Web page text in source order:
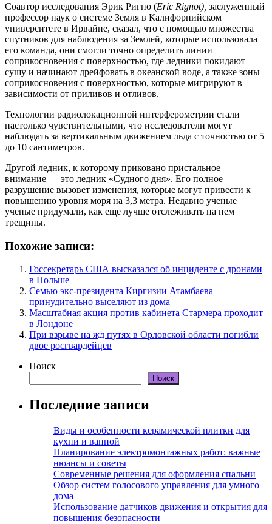
Соавтор исследования Эрик Ригно (Eric Rignot), заслуженный
профессор наук о системе Земля в Калифорнийском
университете в Ирвайне, сказал, что с помощью множества
спутников для наблюдения за Землей, которые использовала
его команда, они смогли точно определить линии
соприкосновения с поверхностью, где ледники покидают
сушу и начинают дрейфовать в океанской воде, а также зоны
соприкосновения с поверхностью, которые мигрируют в
зависимости от приливов и отливов.
Технологии радиолокационной интерферометрии стали
настолько чувствительными, что исследователи могут
наблюдать за вертикальным движением льда с точностью от 5
до 10 сантиметров.
Другой ледник, к которому приковано пристальное
внимание — это ледник «Судного дня». Его полное
разрушение вызовет изменения, которые могут привести к
повышению уровня моря на 3,3 метра. Недавно ученые
ученые придумали, как еще лучше отслеживать на нем
трещины.
Похожие записи:
Госсекретарь США высказался об инциденте с дронами
в Польше
Семью экс-президента Киргизии Атамбаева
принудительно выселяют из дома
Масштабная акция против кабинета Стармера проходит
в Лондоне
При взрыве на жд путях в Орловской области погибли
двое росгвардейцев
Поиск
Поиск
Последние записи
Виды и особенности керамической плитки для
кухни и ванной
Планирование электромонтажных работ: важные
нюансы и советы
Современные решения для оформления спальни
Обзор систем голосового управления для умного
дома
Использование датчиков движения и открытия для
повышения безопасности